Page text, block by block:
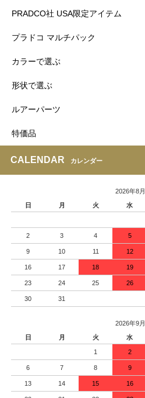
PRADCO社 USA限定アイテム
プラドコ マルチパック
カラーで選ぶ
形状で選ぶ
ルアーパーツ
特価品
CALENDAR カレンダー
2026年8月
日
月 火 水
2 3 4 5
9 10 11 12
16 17 18 19
23 24 25 26
30 31
2026年9月
日
月 火 水
1 2
6 7 8 9
13 14 15 16